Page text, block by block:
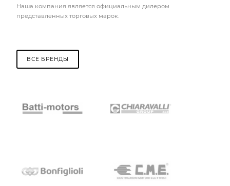
Наша компания является официальным дилером
представленных торговых марок.
ВСЕ БРЕНДЫ